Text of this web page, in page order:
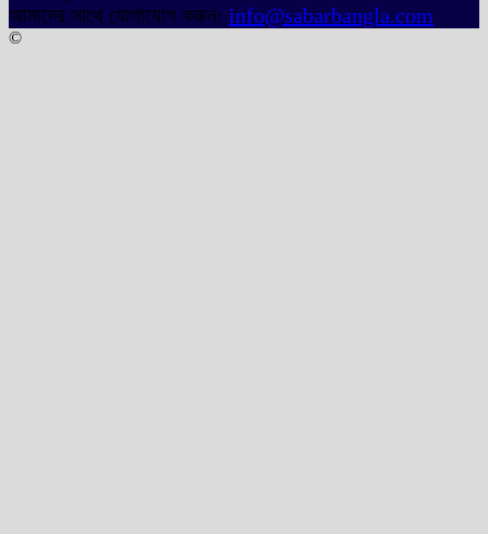
আমাদের সাথে যোগাযোগ করুন: info@sabarbangla.com
©